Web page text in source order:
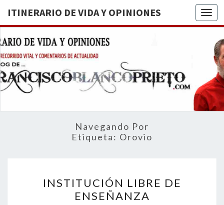
ITINERARIO DE VIDA Y OPINIONES
DE
BREVE
RECORRIDO
VITAL Y
ACTUALIDAD
Navegando Por
Etiqueta: Orovio
LIBRE
DE
INSTITUCIÓN LIBRE DE
ENSEÑANZA